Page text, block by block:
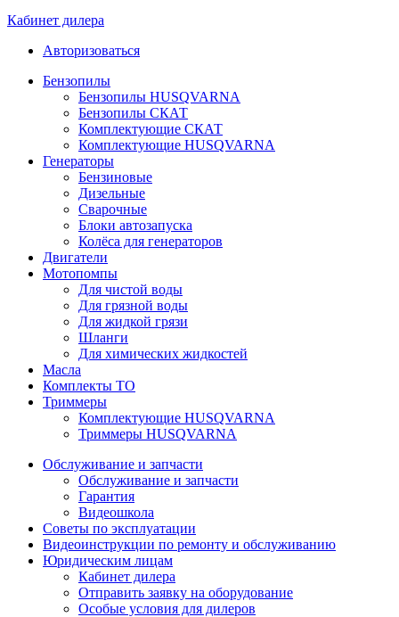
Кабинет дилера
Авторизоваться
Бензопилы
Бензопилы HUSQVARNA
Бензопилы СКАТ
Комплектующие СКАТ
Комплектующие HUSQVARNA
Генераторы
Бензиновые
Дизельные
Сварочные
Блоки автозапуска
Колёса для генераторов
Двигатели
Мотопомпы
Для чистой воды
Для грязной воды
Для жидкой грязи
Шланги
Для химических жидкостей
Масла
Комплекты ТО
Триммеры
Комплектующие HUSQVARNA
Триммеры HUSQVARNA
Обслуживание и запчасти
Обслуживание и запчасти
Гарантия
Видеошкола
Советы по эксплуатации
Видеоинструкции по ремонту и обслуживанию
Юридическим лицам
Кабинет дилера
Отправить заявку на оборудование
Особые условия для дилеров